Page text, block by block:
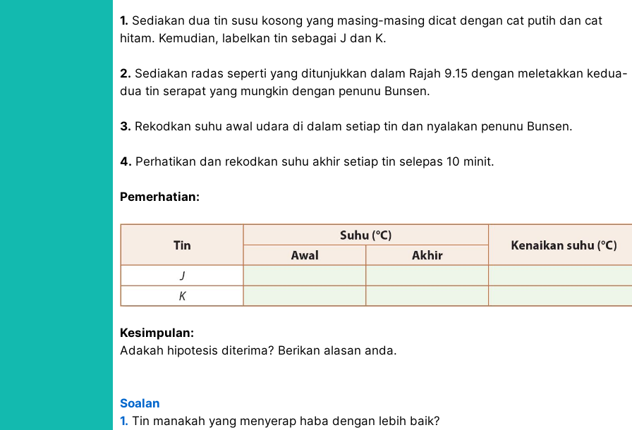
1. Sediakan dua tin susu kosong yang masing-masing dicat dengan cat putih dan cat
hitam. Kemudian, labelkan tin sebagai J dan K.
2. Sediakan radas seperti yang ditunjukkan dalam Rajah 9.15 dengan meletakkan kedua-
dua tin serapat yang mungkin dengan penunu Bunsen.
3. Rekodkan suhu awal udara di dalam setiap tin dan nyalakan penunu Bunsen.
4. Perhatikan dan rekodkan suhu akhir setiap tin selepas 10 minit.
Pemerhatian:
Kesimpulan:
Adakah hipotesis diterima? Berikan alasan anda.
Soalan
1. Tin manakah yang menyerap haba dengan lebih baik?